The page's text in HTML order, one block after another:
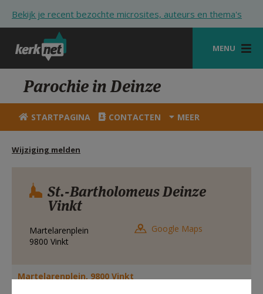
Bekijk je recent bezochte microsites, auteurs en thema's
MENU
STARTPAGINA
KERK
VIERINGEN
SHOP
HULP
STARTPAGINA PORTAAL
AANMELDEN OF REGISTREREN
Parochie in Deinze
STARTPAGINA CONTACTEN MEER
Wijziging melden
St.-Bartholomeus Deinze
Vinkt
Martelarenplein
9800 Vinkt
Google Maps
Martelarenplein, 9800 Vinkt